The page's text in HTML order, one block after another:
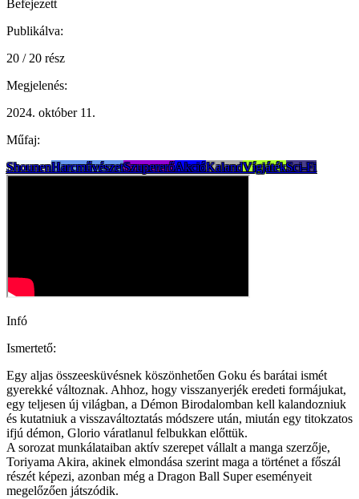
Befejezett
Publikálva:
20 / 20 rész
Megjelenés:
2024. október 11.
Műfaj:
ShounenHarcművészetSzupererőAkcióKalandVígjátékSci-Fi
Infó
Ismertető:
Egy aljas összeesküvésnek köszönhetően Goku és barátai ismét
gyerekké változnak. Ahhoz, hogy visszanyerjék eredeti formájukat,
egy teljesen új világban, a Démon Birodalomban kell kalandozniuk
és kutatniuk a visszaváltoztatás módszere után, miután egy titokzatos
ifjú démon, Glorio váratlanul felbukkan előttük.
A sorozat munkálataiban aktív szerepet vállalt a manga szerzője,
Toriyama Akira, akinek elmondása szerint maga a történet a főszál
részét képezi, azonban még a Dragon Ball Super eseményeit
megelőzően játszódik.